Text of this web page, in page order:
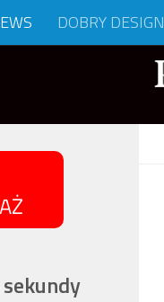
DOBRY DESIGN